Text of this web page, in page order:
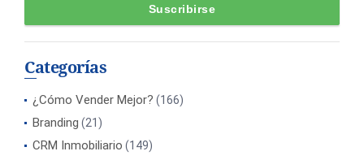
Categorías
¿Cómo Vender Mejor? (166)
Branding (21)
CRM Inmobiliario (149)